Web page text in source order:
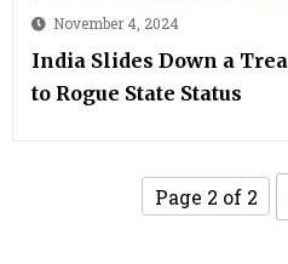
November 4, 2024
India Slides Down a
to Rogue State Status
Page 2 of 2